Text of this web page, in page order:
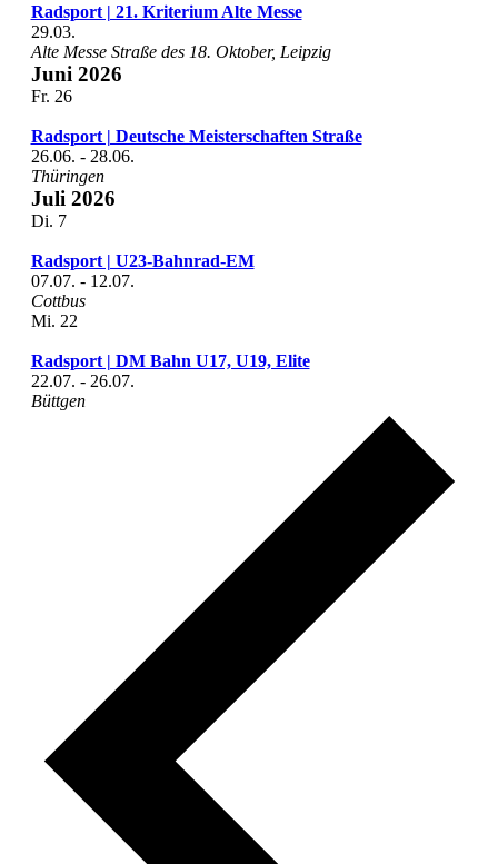
Radsport | 21. Kriterium Alte Messe
29.03.
Alte Messe Straße des 18. Oktober, Leipzig
Juni 2026
Fr. 26
Radsport | Deutsche Meisterschaften Straße
26.06. - 28.06.
Thüringen
Juli 2026
Di. 7
Radsport | U23-Bahnrad-EM
07.07. - 12.07.
Cottbus
Mi. 22
Radsport | DM Bahn U17, U19, Elite
22.07. - 26.07.
Büttgen